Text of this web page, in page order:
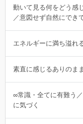
動いて見る何をどう感
／意図せず自然にでき
エネルギーに満ち溢れ
素直に感じるありのま
∞常識・全てに有難う
に気づく